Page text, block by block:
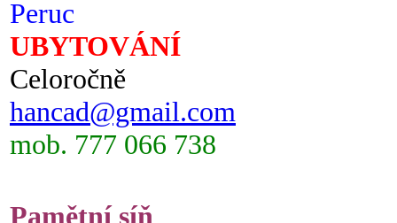
Peruc
UBYTOVÁNÍ
Celoročně
hancad@gmail.com
mob. 777 066 738
Pamětní síň